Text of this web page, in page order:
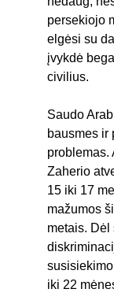
persekiojo
elgėsi su
įvykdė
civilius.
Saudo
bausmes ir
problemas.
Zaherio
15 iki 17
mažumos
metais.
iki 22